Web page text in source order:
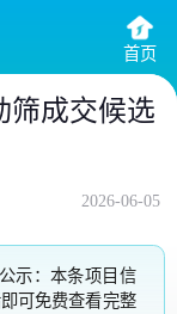
首页
筛成交候选
2026-06-05
示：本条项目信
可免费查看完整